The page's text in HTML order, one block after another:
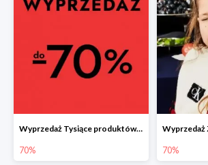
Wyprzedaż Tysiące produktów w konkurencyjnych cenach
70% 70%